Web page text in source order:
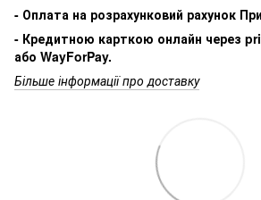
- Оплата на розрахунковий рахунок
- Кредитною карткою онлайн через
або WayForPay.
Більше інформації про доставку